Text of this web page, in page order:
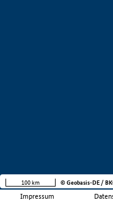
Impressum
100 km © Geobasis-DE /